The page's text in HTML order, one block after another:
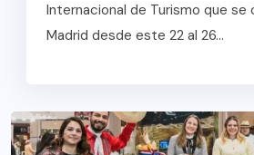
Internacional de Turismo que se
Madrid desde este 22 al 26...